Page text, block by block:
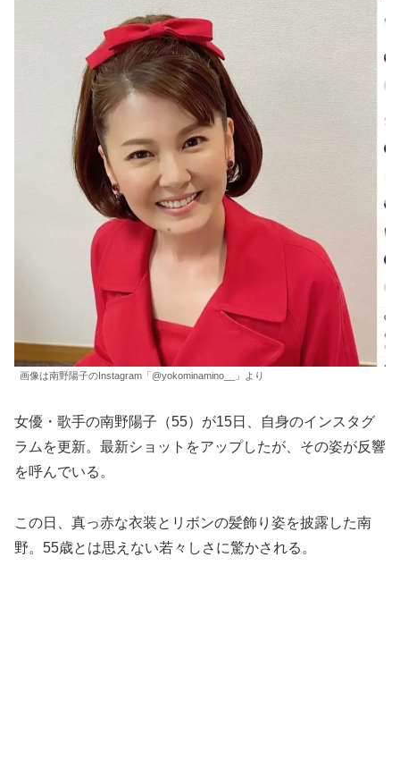
画像は南野陽子のInstagram「@yokominamino__」より
女優・歌手の南野陽子（55）が15日、自身のインスタグ
ラムを更新。最新ショットをアップしたが、その姿が反響
を呼んでいる。
この日、真っ赤な衣装とリボンの髪飾り姿を披露した南
野。55歳とは思えない若々しさに驚かされる。